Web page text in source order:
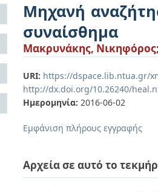
Μηχανή
συναίσθημα
Μακρυνάκης, Νικηφόρος
URI: https://dspace.lib.ntua.gr/
http://dx.doi.org/10.26240/
Ημερομηνία: 2016-06-02
Εμφάνιση πλήρους εγγραφής
Αρχεία σε αυτό το